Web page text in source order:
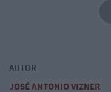
AUTOR
JOSÉ ANTONIO VIZNER